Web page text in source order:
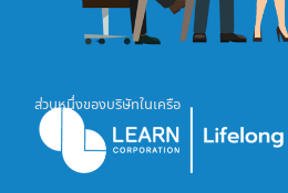
ส่วนหนึ่งของบริษัทในเครือ